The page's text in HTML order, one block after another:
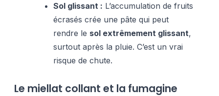
Sol glissant : L’accumulation de fruits
écrasés crée une pâte qui peut
rendre le sol extrêmement glissant,
surtout après la pluie. C’est un vrai
risque de chute.
Le miellat collant et la fumagine